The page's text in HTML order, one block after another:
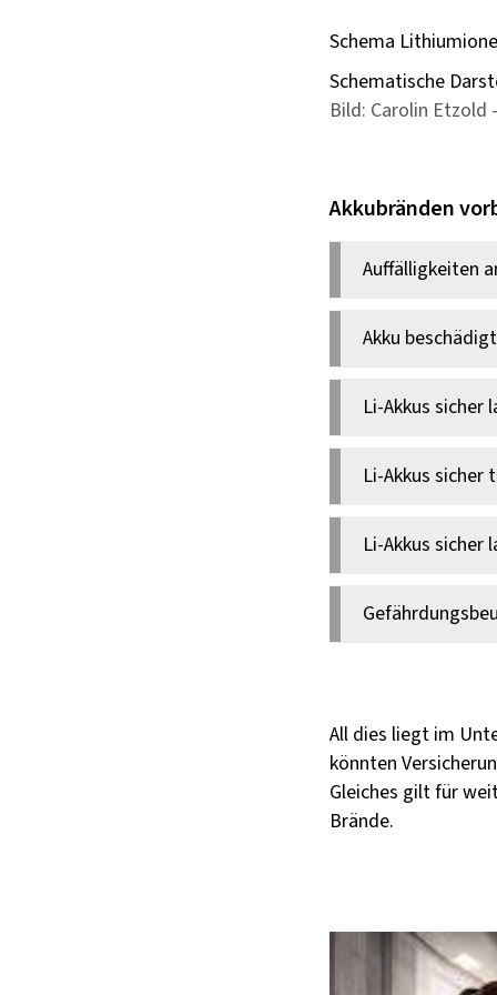
Schema
Schematische
Bild: Carolin Etzold
Akkubränden
Auffälligkeiten
Verformt
zur Abgabe
Akku
Das gilt auch,
Li-Akkus sicher
Li-Akkus
vorgesehene
Li-Akkus sicher
Solche
Li-Akkus sicher
Die
und alle
All dies liegt im
könnten
Gleiches gilt für
Brände.